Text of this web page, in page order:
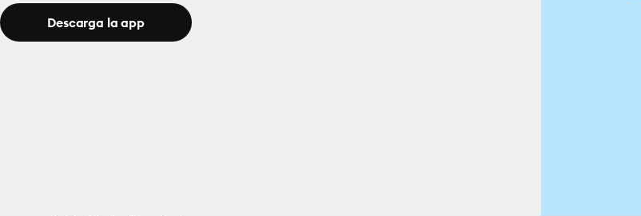
Descarga la app